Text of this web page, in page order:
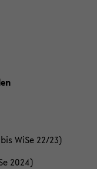
WiSe 22/23)
2024)